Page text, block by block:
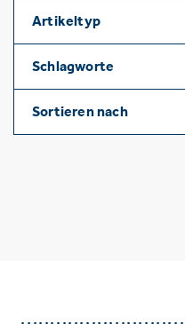
Artikeltyp
Schlagworte
Sortieren nach